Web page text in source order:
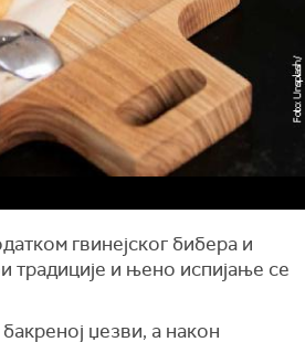
гвинејског бибера и
традиције и њено испијање се
џезви, а након